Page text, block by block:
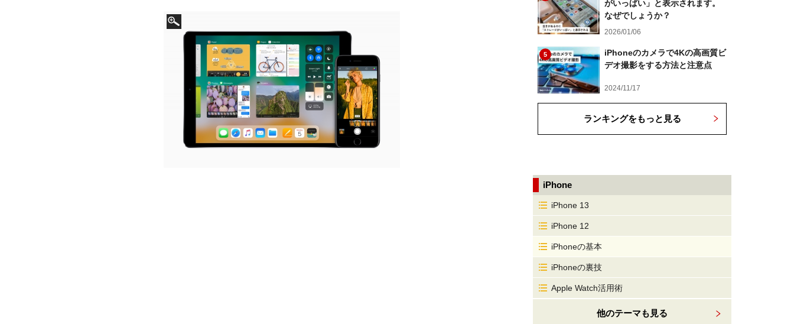
がいっぱい」と表示されます。
なぜでしょうか？
2026/01/06
5
iPhoneのカメラで4Kの高画質ビ
デオ撮影をする方法と注意点
2024/11/17
ランキングをもっと見る
iPhone
iPhone 13
iPhone 12
iPhoneの基本
iPhoneの裏技
Apple Watch活用術
他のテーマも見る